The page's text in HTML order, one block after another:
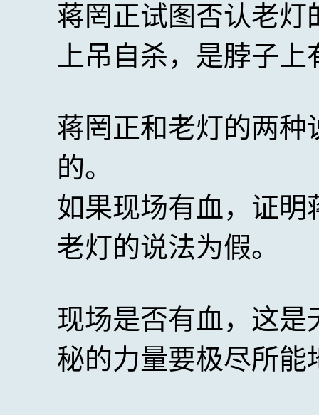
蒋罔正试图否认老
上吊自杀，是脖子
蒋罔正和老灯的两
的。
如果现场有血，证
老灯的说法为假。
现场是否有血，这
秘的力量要极尽所能